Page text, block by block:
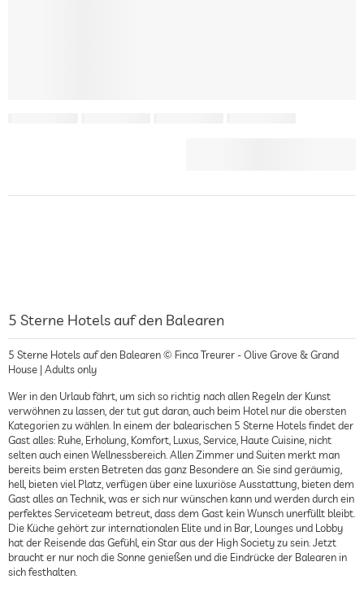
5 Sterne Hotels auf den Balearen
5 Sterne Hotels auf den Balearen © Finca Treurer - Olive Grove & Grand
House | Adults only
Wer in den Urlaub fährt, um sich so richtig nach allen Regeln der Kunst
verwöhnen zu lassen, der tut gut daran, auch beim Hotel nur die obersten
Kategorien zu wählen. In einem der balearischen 5 Sterne Hotels findet der
Gast alles: Ruhe, Erholung, Komfort, Luxus, Service, Haute Cuisine, nicht
selten auch einen Wellnessbereich. Allen Zimmer und Suiten merkt man
bereits beim ersten Betreten das ganz Besondere an. Sie sind geräumig,
hell, bieten viel Platz, verfügen über eine luxuriöse Ausstattung, bieten dem
Gast alles an Technik, was er sich nur wünschen kann und werden durch ein
perfektes Serviceteam betreut, dass dem Gast kein Wunsch unerfüllt bleibt.
Die Küche gehört zur internationalen Elite und in Bar, Lounges und Lobby
hat der Reisende das Gefühl, ein Star aus der High Society zu sein. Jetzt
braucht er nur noch die Sonne genießen und die Eindrücke der Balearen in
sich festhalten.